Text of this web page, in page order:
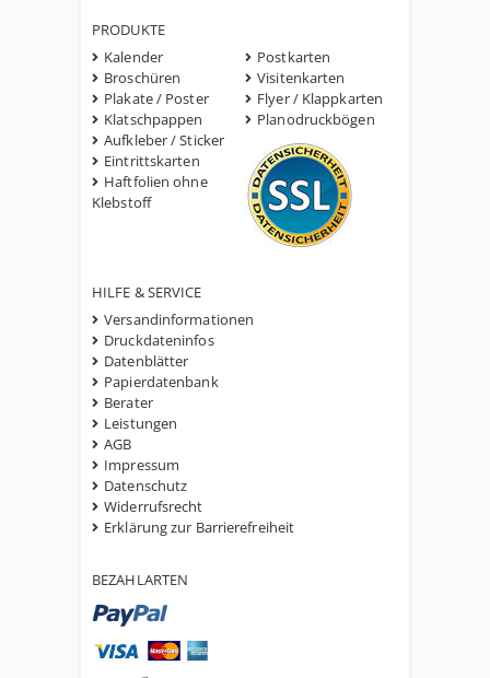
PRODUKTE
Kalender
Broschüren
Plakate / Poster
Klatschpappen
Aufkleber / Sticker
Eintrittskarten
Haftfolien ohne
Klebstoff
Postkarten
Visitenkarten
Flyer / Klappkarten
Planodruckbögen
HILFE & SERVICE
Versandinformationen
Druckdateninfos
Datenblätter
Papierdatenbank
Berater
Leistungen
AGB
Impressum
Datenschutz
Widerrufsrecht
Erklärung zur Barrierefreiheit
BEZAHLARTEN